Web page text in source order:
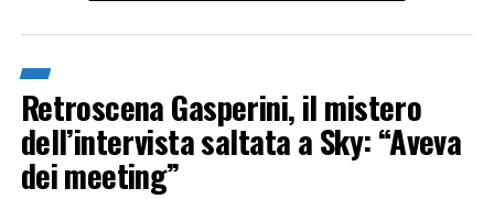
Retroscena Gasperini, il mistero
dell’intervista saltata a Sky: “Aveva
dei meeting”